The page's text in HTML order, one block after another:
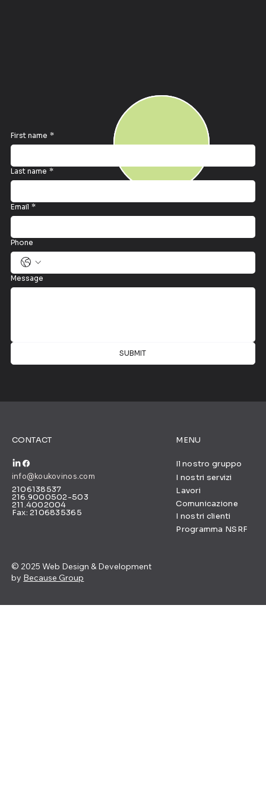
First name *
Last name *
Email *
Phone
Message
SUBMIT
CONTACT
info@koukovinos.com
2106138537
216.9000502-503
211.4002004
Fax: 2106835365
© 2025 Web Design & Development
by Because Group
MENU
Il nostro gruppo
I nostri servizi
Lavori
Comunicazione
I nostri clienti
Programma NSRF